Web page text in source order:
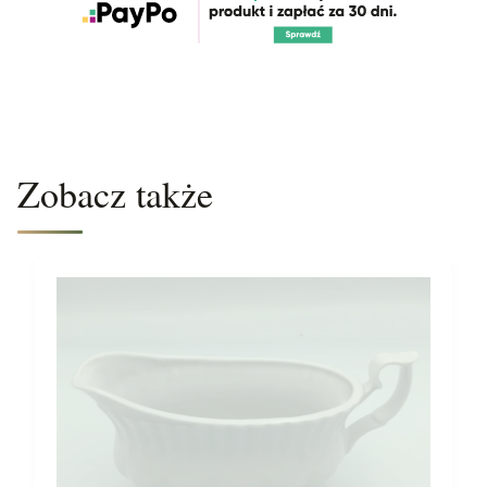
Zobacz także